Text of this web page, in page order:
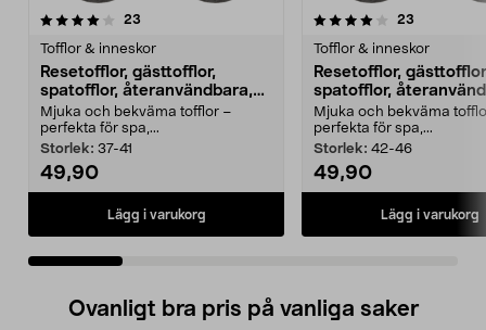
23
Tofflor & inneskor
Resetofflor, gästtofflor,
spatofflor, återanvändbara,
grå
Mjuka och bekväma tofflor –
perfekta för spa,...
Storlek: 37-41
49,90
Lägg i varukorg
4.0 av 5 stjärnor 23
Tofflor & inneskor
Resetofflor,
spatofflor,
grå
Mjuka och bekväma
perfekta för spa,...
Storlek: 42-46
49,90
Lägg i varukorg
4.0 av 5 stjärnor
Ovanligt bra pris på vanliga saker